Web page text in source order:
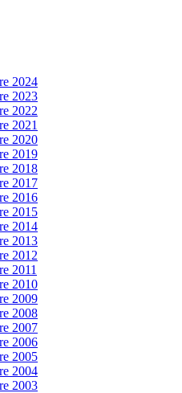
2024
2023
2022
2021
2020
2019
2018
2017
2016
2015
2014
2013
2012
2011
2010
2009
2008
2007
2006
2005
2004
2003